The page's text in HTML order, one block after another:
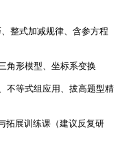
整式加减规律、含参方程
三角形模型、坐标系变换
不等式组应用、拔高题型精
拓展训练课（建议反复研